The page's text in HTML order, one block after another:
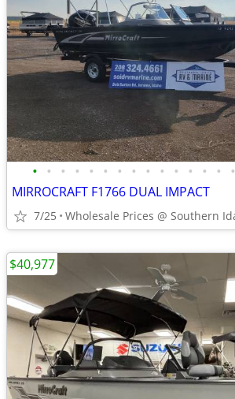
• • • • • • • • • • • • • • •
MIRROCRAFT F1766 DUAL IMPACT
7/25
$40,977